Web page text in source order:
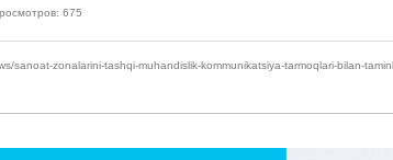
675
sanoat-zonalarini-tashqi-muhandislik-kommunikatsiya-tarmoqlari-bilan-